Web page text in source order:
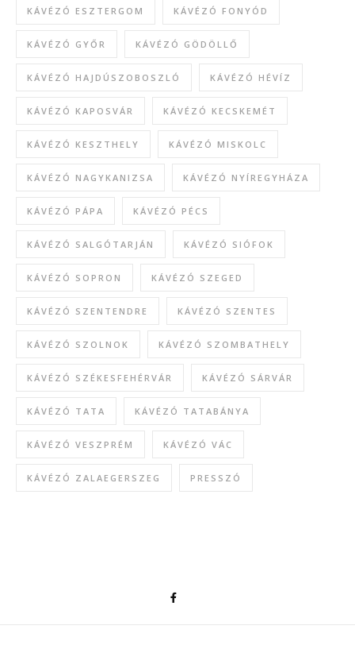
KÁVÉZÓ ESZTERGOM KÁVÉZÓ FONYÓD
KÁVÉZÓ GYŐR KÁVÉZÓ GÖDÖLLŐ
KÁVÉZÓ HAJDÚSZOBOSZLÓ KÁVÉZÓ HÉVÍZ
KÁVÉZÓ KAPOSVÁR KÁVÉZÓ KECSKEMÉT
KÁVÉZÓ KESZTHELY KÁVÉZÓ MISKOLC
KÁVÉZÓ NAGYKANIZSA KÁVÉZÓ NYÍREGYHÁZA
KÁVÉZÓ PÁPA KÁVÉZÓ PÉCS
KÁVÉZÓ SALGÓTARJÁN KÁVÉZÓ SIÓFOK
KÁVÉZÓ SOPRON KÁVÉZÓ SZEGED
KÁVÉZÓ SZENTENDRE KÁVÉZÓ SZENTES
KÁVÉZÓ SZOLNOK KÁVÉZÓ SZOMBATHELY
KÁVÉZÓ SZÉKESFEHÉRVÁR KÁVÉZÓ SÁRVÁR
KÁVÉZÓ TATA KÁVÉZÓ TATABÁNYA
KÁVÉZÓ VESZPRÉM KÁVÉZÓ VÁC
KÁVÉZÓ ZALAEGERSZEG PRESSZÓ